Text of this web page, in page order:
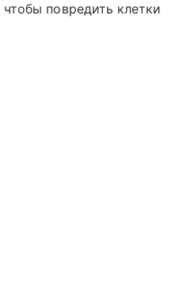
повредить клетки